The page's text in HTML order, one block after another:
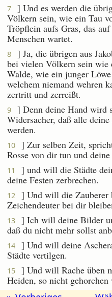
7
] Und es werden die
Völkern sein, wie ein Tau
Tröpflein aufs Gras, das
Menschen wartet.
8
] Ja, die übrigen aus
bei vielen Völkern sein
Walde, wie ein junger
welchem niemand wehren
zertritt und zerreißt.
9
] Denn deine Hand wird
Widersacher, daß alle
werden.
10
] Zur selben Zeit,
Rosse von dir tun und
11
] und will die Städte
deine Festen zerbrechen.
12
] Und will die Zauberer
Zeichendeuter bei dir
13
] Ich will deine Bilder
daß du nicht mehr sollst
14
] Und will deine
Städte vertilgen.
15
] Und will Rache üben
Heiden, so nicht gehorchen